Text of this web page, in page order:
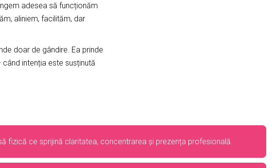
adesea să funcționăm
aliniem, facilităm, dar
doar de gândire. Ea prinde
intenția este susținută
fizică ce sprijină claritatea, concentrarea și prezența profesională.